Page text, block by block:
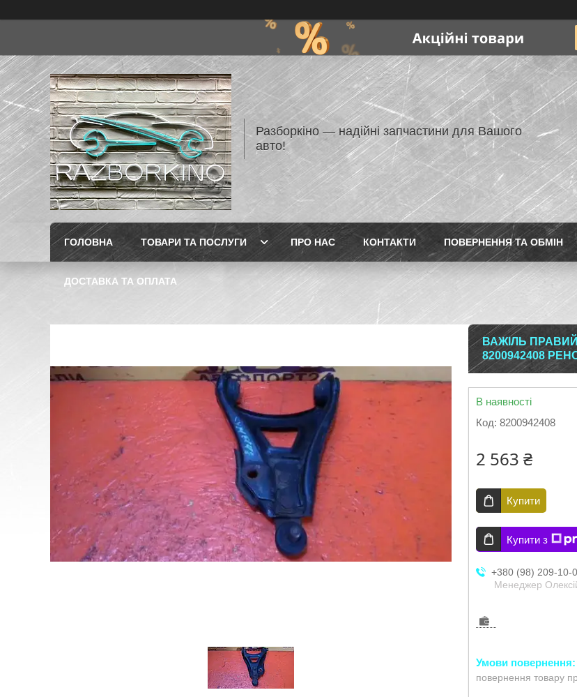
Разборкіно — надійні запчастини для Вашого
авто!
ГОЛОВНА ТОВАРИ ТА ПОСЛУГИ ПРО НАС КОНТАКТИ ПОВЕРНЕННЯ ТА ОБМІН
ДОСТАВКА ТА ОПЛАТА
ВАЖІЛЬ ПРАВИЙ
8200942408
В наявності
Код: 8200942408
2 563 ₴
Купити
Купити з
+380 (98) 209-10-
Менеджер
повернення товару